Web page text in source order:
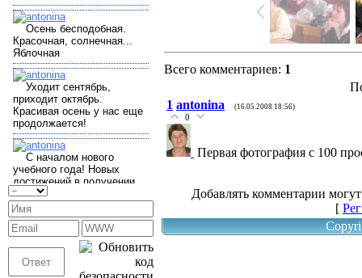
Всего комментариев: 1
1 antonina (16.05.2008 18:56)
0
Первая фотография с 100
Добавлять комментарии
[